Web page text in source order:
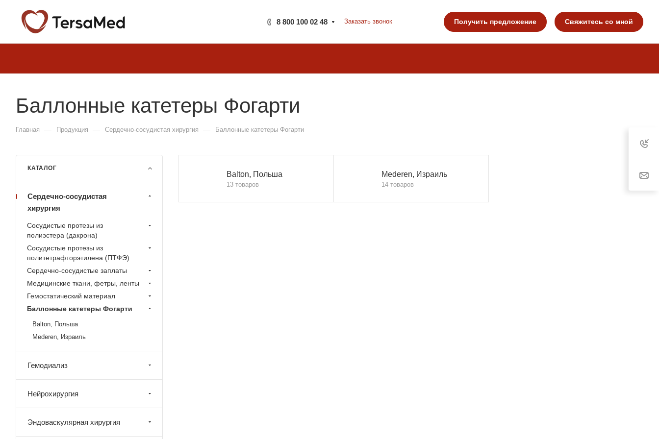
8 800 100 02 48 Заказать звонок Получить предложение Свяжитесь со мной
Баллонные катетеры Фогарти
Главная — Продукция — Сердечно-сосудистая хирургия — Баллонные катетеры Фогарти
Balton, Польша
13 товаров
Mederen, Израиль
14 товаров
КАТАЛОГ
Сердечно-сосудистая
хирургия
Сосудистые протезы из
полиэстера (дакрона)
Сосудистые протезы из
политетрафторэтилена (ПТФЭ)
Сердечно-сосудистые заплаты
Медицинские ткани, фетры, ленты
Гемостатический материал
Баллонные катетеры Фогарти
Balton, Польша
Mederen, Израиль
Гемодиализ
Нейрохирургия
Эндоваскулярная хирургия